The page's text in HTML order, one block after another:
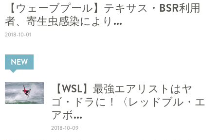
【ウェーブプール】テキサス・BSR利用
者、寄生虫感染により...
2018-10-01
NEW
【WSL】最強エアリストはヤ
ゴ・ドラに！〈レッドブル・エ
アボ...
2018-10-09